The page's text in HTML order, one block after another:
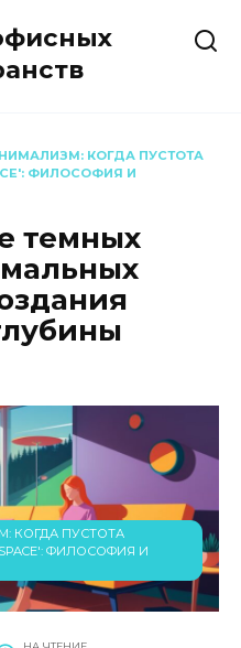
КОГДА ПУСТОТА
ФИЛОСОФИЯ И
темных
КОГДА ПУСТОТА
ФИЛОСОФИЯ И